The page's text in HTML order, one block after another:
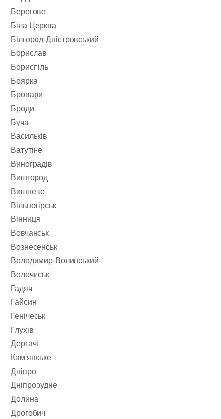
Берегове
Біла Церква
Білгород-Дністровський
Борислав
Бориспіль
Боярка
Бровари
Броди
Буча
Васильків
Ватутіне
Виноградів
Вишгород
Вишневе
Вільногірськ
Вінниця
Вовчанськ
Вознесенськ
Володимир-Волинський
Волочиськ
Гадяч
Гайсин
Генічеськ
Глухів
Дергачі
Кам'янське
Дніпро
Дніпрорудне
Долина
Дрогобич